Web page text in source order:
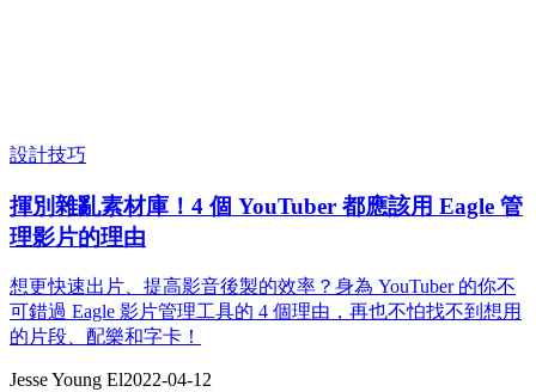
設計技巧
揮別雜亂素材庫！4 個 YouTuber 都應該用 Eagle 管
理影片的理由
想更快速出片、提高影音後製的效率？身為 YouTuber 的你不
可錯過 Eagle 影片管理工具的 4 個理由，再也不怕找不到想用
的片段、配樂和字卡！
Jesse Young El2022-04-12